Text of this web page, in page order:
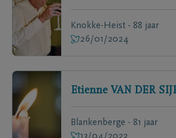
Knokke-Heist - 88 jaar
26/01/2024
Etienne VAN DER
Blankenberge - 81 jaar